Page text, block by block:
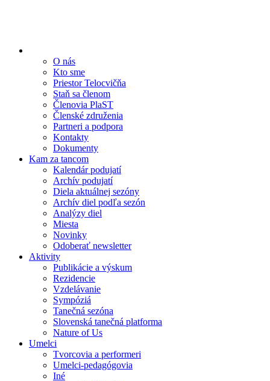
O nás
Kto sme
Priestor Telocvičňa
Staň sa členom
Členovia PlaST
Členské združenia
Partneri a podpora
Kontakty
Dokumenty
Kam za tancom
Kalendár podujatí
Archív podujatí
Diela aktuálnej sezóny
Archív diel podľa sezón
Analýzy diel
Miesta
Novinky
Odoberať newsletter
Aktivity
Publikácie a výskum
Rezidencie
Vzdelávanie
Sympóziá
Tanečná sezóna
Slovenská tanečná platforma
Nature of Us
Umelci
Tvorcovia a performeri
Umelci-pedagógovia
Iné